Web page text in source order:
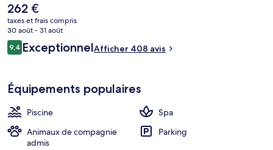
Le
prix
actuel
est
de
262 €
taxes et frais compris
30 août - 31 août
Avis
voyageurs
9,49,4 sur 10
ExceptionnelAfficher 408 avis
Équipements populaires
Piscine
Spa
Animaux de compagnie
admis
Parking